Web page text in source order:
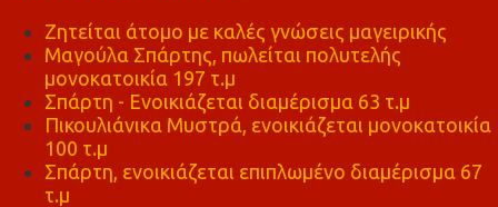
Ζητείται άτομο με καλές γνώσεις μαγειρικής
Μαγούλα Σπάρτης, πωλείται πολυτελής
μονοκατοικία 197 τ.μ
Σπάρτη - Ενοικιάζεται διαμέρισμα 63 τ.μ
Πικουλιάνικα Μυστρά, ενοικιάζεται μονοκατοικία
100 τ.μ
Σπάρτη, ενοικιάζεται επιπλωμένο διαμέρισμα 67
τ.μ